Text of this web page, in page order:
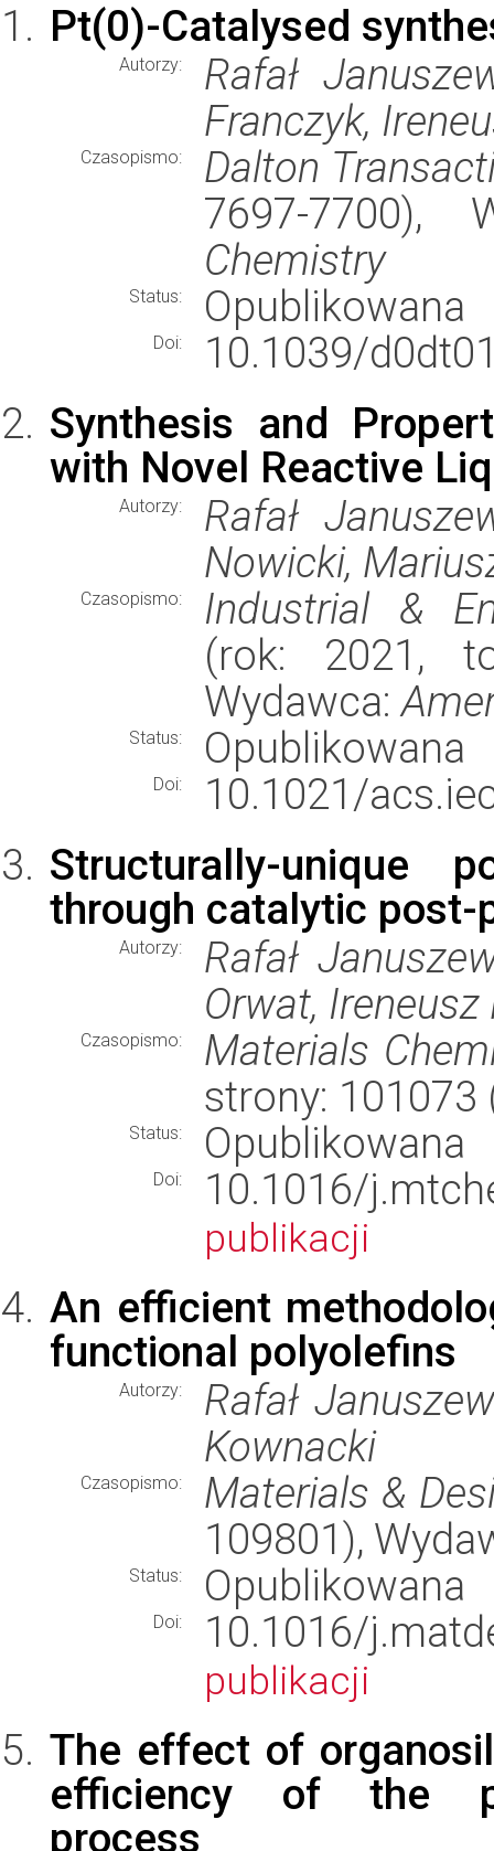
Pt(0)-Catalysed
Autorzy:
Rafał
Franczyk,
Czasopismo:
Dalton
7697-7700),
Chemistry
Status: Opublikowana
Doi:
10.1039/
Synthesis and
with Novel Reactive
Autorzy:
Rafał
Nowicki,
Czasopismo:
Industrial &
(rok: 2021,
Wydawca:
Status: Opublikowana
Doi:
10.1021/
Structurally-unique
through catalytic
Autorzy:
Rafał
Orwat,
Czasopismo:
Materials
strony: 101073
Status: Opublikowana
Doi: 10.1016/
publikacji
An efficient
functional polyolefins
Autorzy:
Rafał
Kownacki
Czasopismo:
Materials &
109801),
Status: Opublikowana
Doi: 10.1016/
publikacji
The effect of
efficiency of the
process